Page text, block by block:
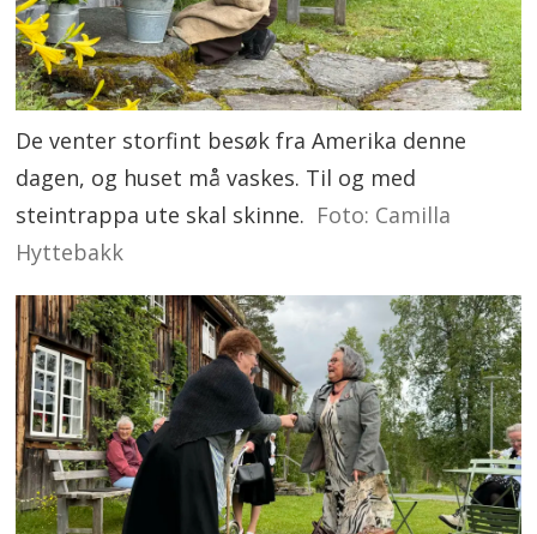
De venter storfint besøk fra Amerika denne
dagen, og huset må vaskes. Til og med
steintrappa ute skal skinne. Foto: Camilla
Hyttebakk